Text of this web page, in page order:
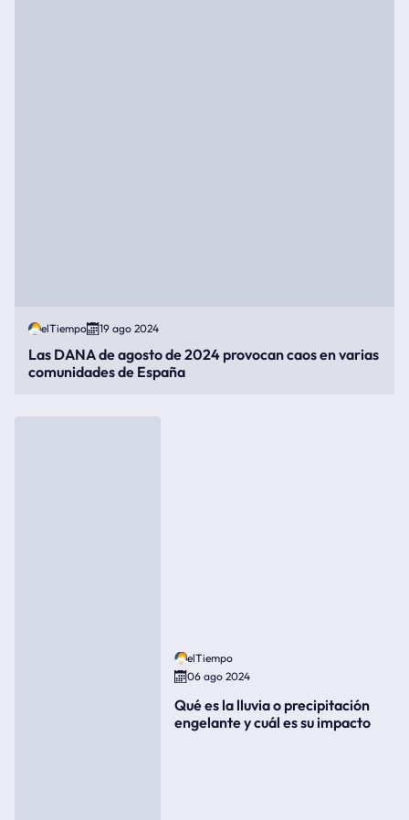
elTiempo 19 ago 2024
Las DANA de agosto de 2024 provocan caos en varias
comunidades de España
elTiempo
06 ago 2024
Qué es la lluvia o precipitación
engelante y cuál es su impacto